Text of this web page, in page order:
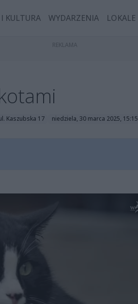
KULTURA WYDARZENIA LOKALE
Kaszubska 17 niedziela, 30 marca 2025, 15:15